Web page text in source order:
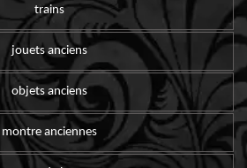
trains
jouets anciens
objets anciens
montre anciennes